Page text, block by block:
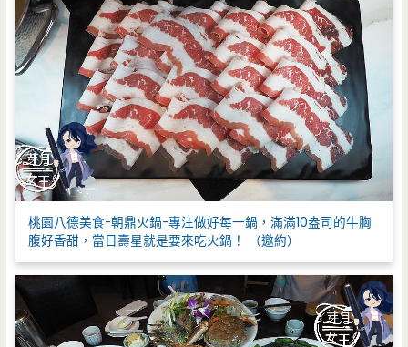
桃園八德美食-朝鼎火鍋-專注做好每一鍋，滿滿10盎司的牛胸
腹好香甜，當日壽星就是要來吃火鍋！ （邀約）